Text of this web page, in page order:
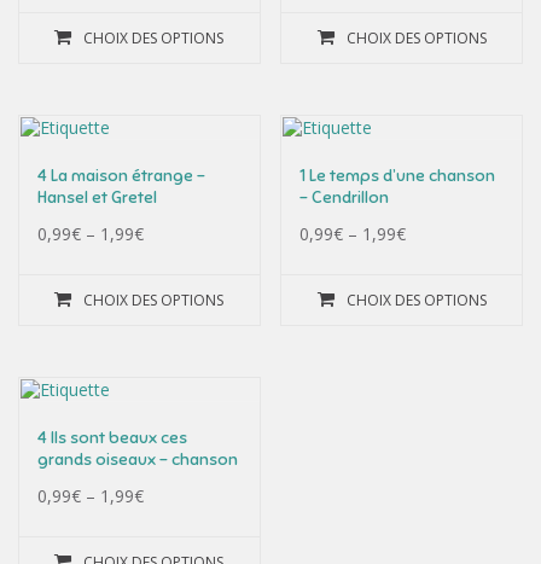
CHOIX DES OPTIONS CHOIX DES OPTIONS
4 La maison étrange –
Hansel et Gretel
0,99€ – 1,99€
CHOIX DES OPTIONS
1 Le temps d’une chanson
– Cendrillon
0,99€ – 1,99€
CHOIX DES OPTIONS
4 Ils sont beaux ces
grands oiseaux – chanson
0,99€ – 1,99€